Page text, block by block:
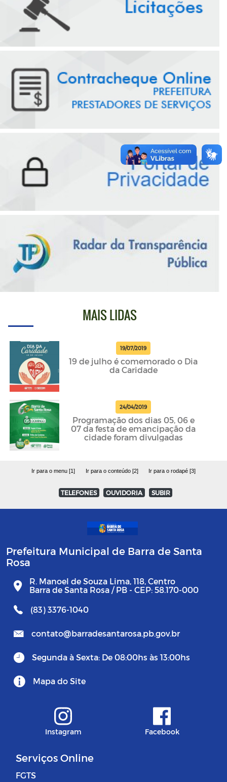
MAIS LIDAS
19/07/2019
19 de julho é comemorado o Dia
da Caridade
24/04/2019
Programação dos dias 05, 06 e
07 da festa de emancipação da
cidade foram divulgadas
Ir para o menu [1] Ir para o conteúdo [2] Ir para o rodapé [3]
TELEFONES OUVIDORIA SUBIR
Prefeitura Municipal de Barra de Santa
Rosa
R. Manoel de Souza Lima, 118, Centro
Barra de Santa Rosa / PB - CEP: 58.170-000
(83) 3376-1040
contato@barradesantarosa.pb.gov.br
Segunda à Sexta: De 08:00hs às 13:00hs
Mapa do Site
Instagram Facebook
Serviços Online
FGTS